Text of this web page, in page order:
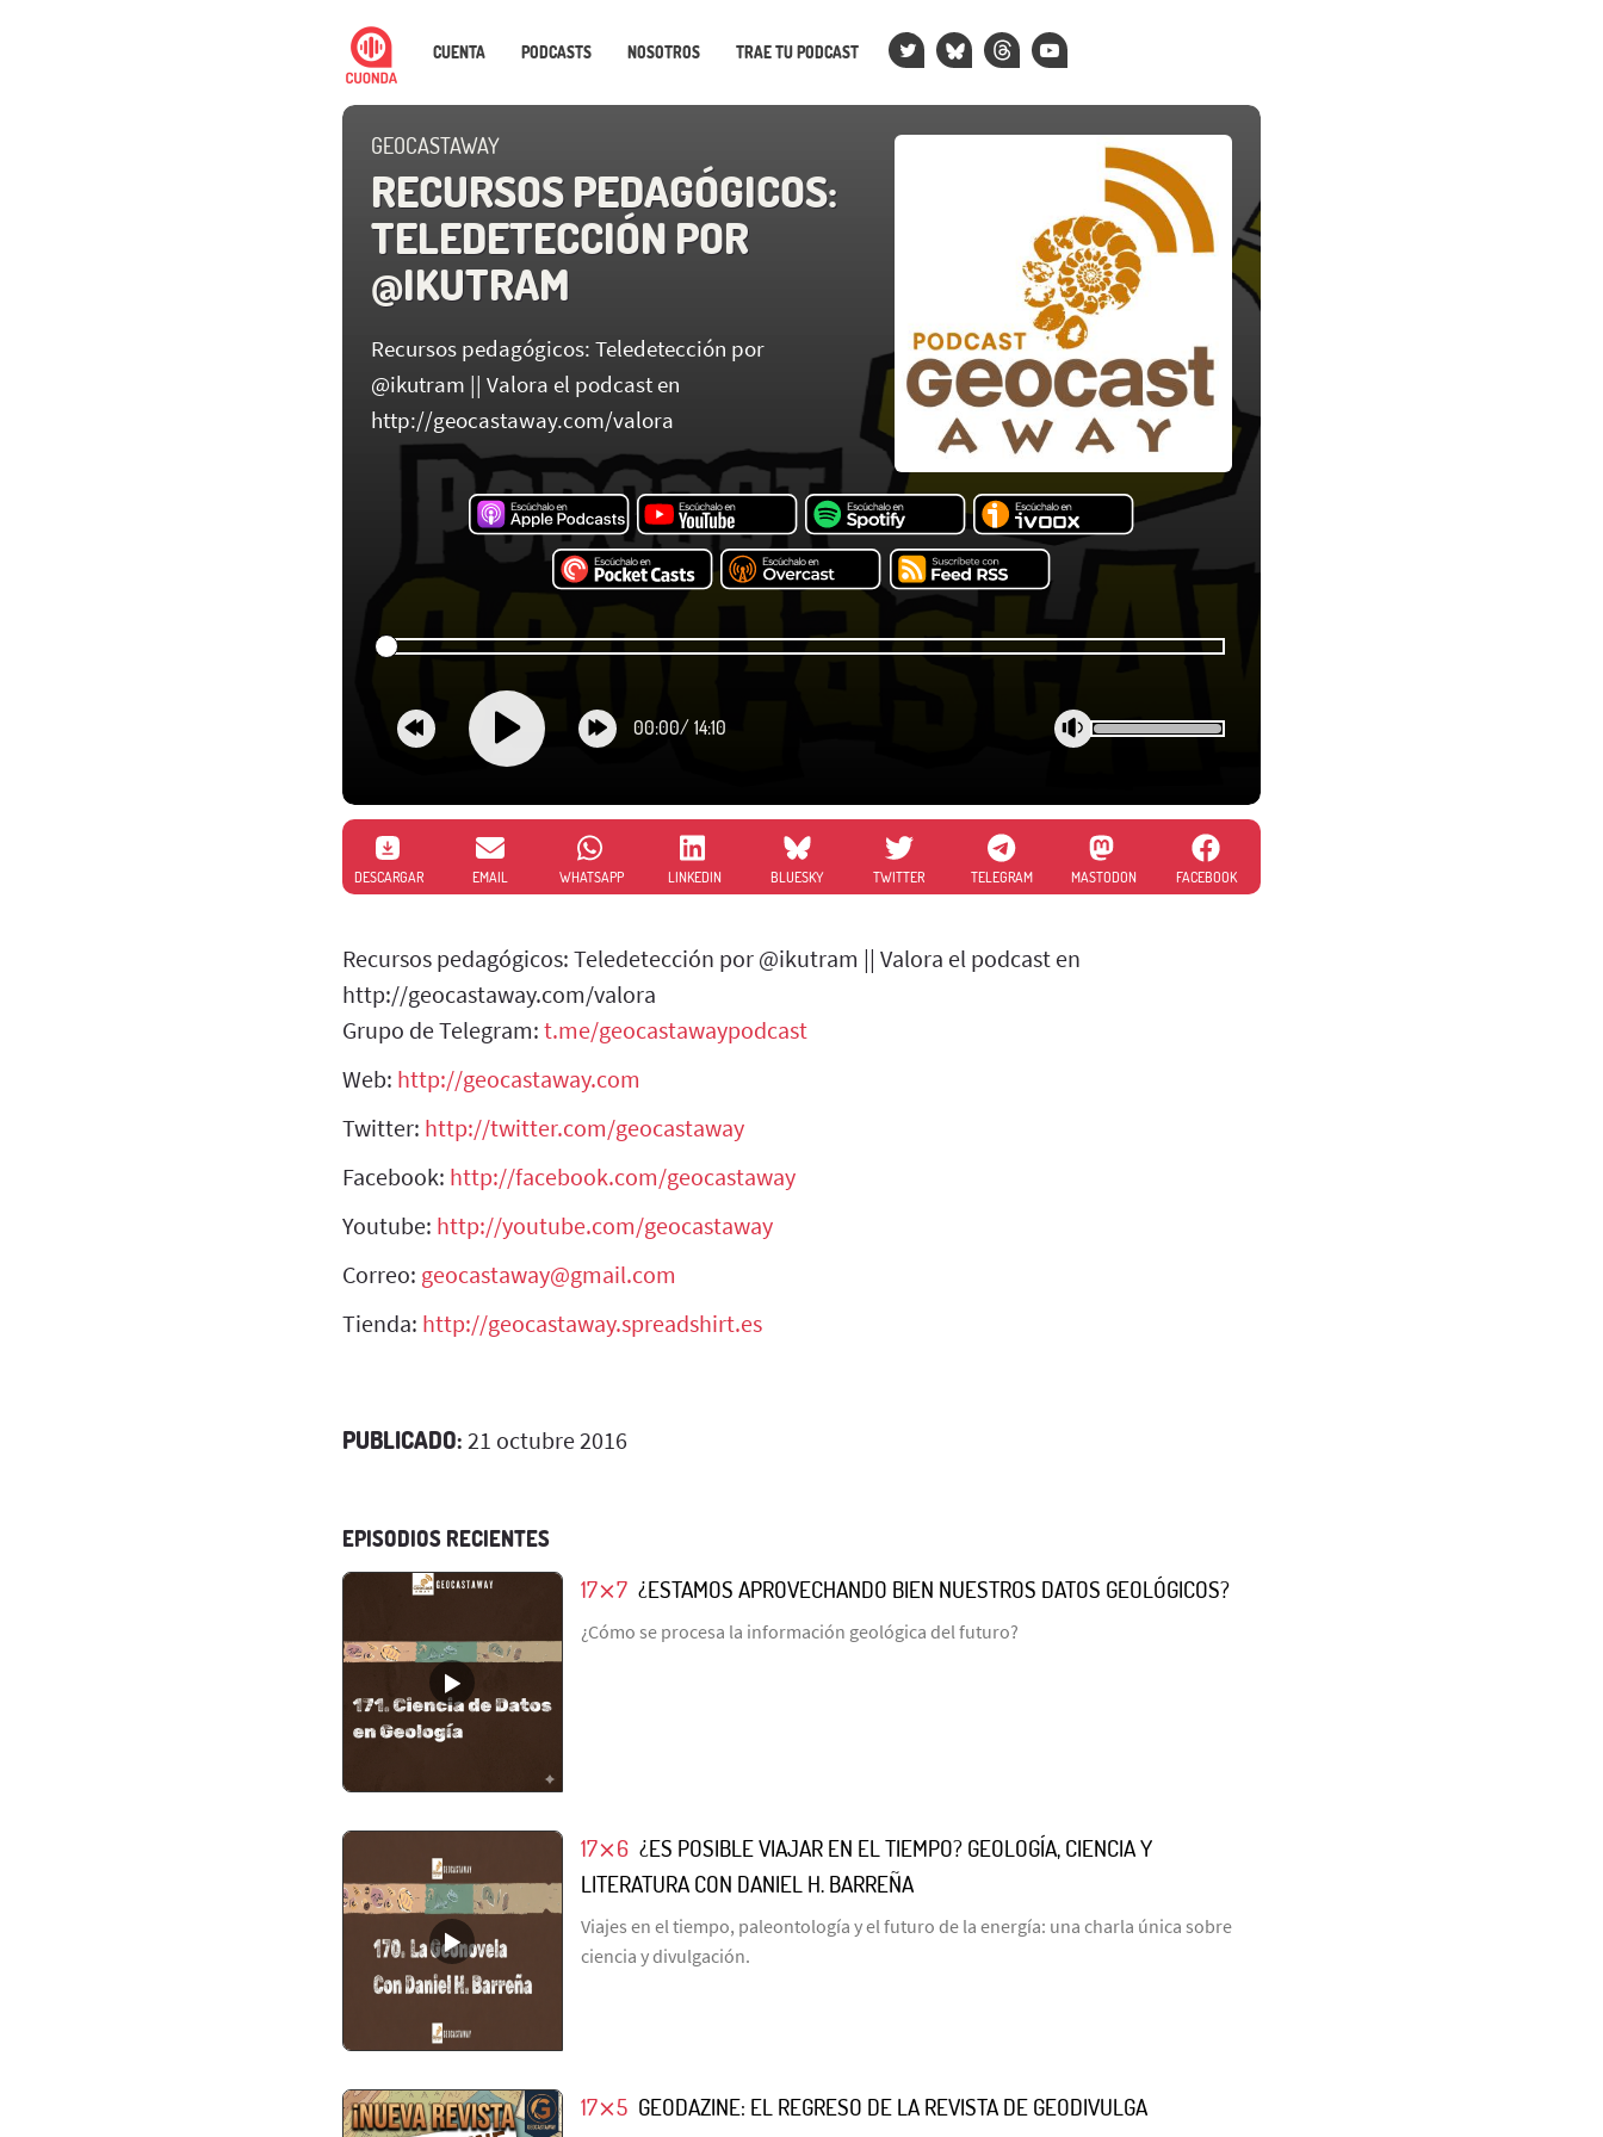
CUENTA PODCASTS NOSOTROS TRAE TU PODCAST
GEOCASTAWAY
RECURSOS PEDAGÓGICOS:
TELEDETECCIÓN POR
@IKUTRAM
Recursos pedagógicos: Teledetección por
@ikutram || Valora el podcast en
http://geocastaway.com/valora
00:00/ 14:10
DESCARGAR EMAIL WHATSAPP LINKEDIN BLUESKY TWITTER TELEGRAM MASTODON FACEBOOK
Recursos pedagógicos: Teledetección por @ikutram || Valora el podcast en
http://geocastaway.com/valora
Grupo de Telegram: t.me/geocastawaypodcast
Web: http://geocastaway.com
Twitter: http://twitter.com/geocastaway
Facebook: http://facebook.com/geocastaway
Youtube: http://youtube.com/geocastaway
Correo: geocastaway@gmail.com
Tienda: http://geocastaway.spreadshirt.es
PUBLICADO: 21 octubre 2016
EPISODIOS RECIENTES
17⨯7 ¿ESTAMOS APROVECHANDO BIEN NUESTROS DATOS GEOLÓGICOS?
¿Cómo se procesa la información geológica del futuro?
17⨯6 ¿ES POSIBLE VIAJAR EN EL TIEMPO? GEOLOGÍA, CIENCIA Y
LITERATURA CON DANIEL H. BARREÑA
Viajes en el tiempo, paleontología y el futuro de la energía: una charla única sobre
ciencia y divulgación.
17⨯5 GEODAZINE: EL REGRESO DE LA REVISTA DE GEODIVULGA